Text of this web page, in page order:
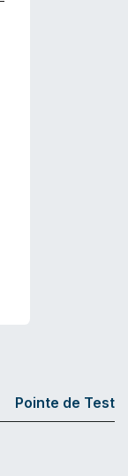
Pointe de Test